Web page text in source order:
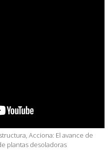
Acciona: El avance de
plantas desoladoras